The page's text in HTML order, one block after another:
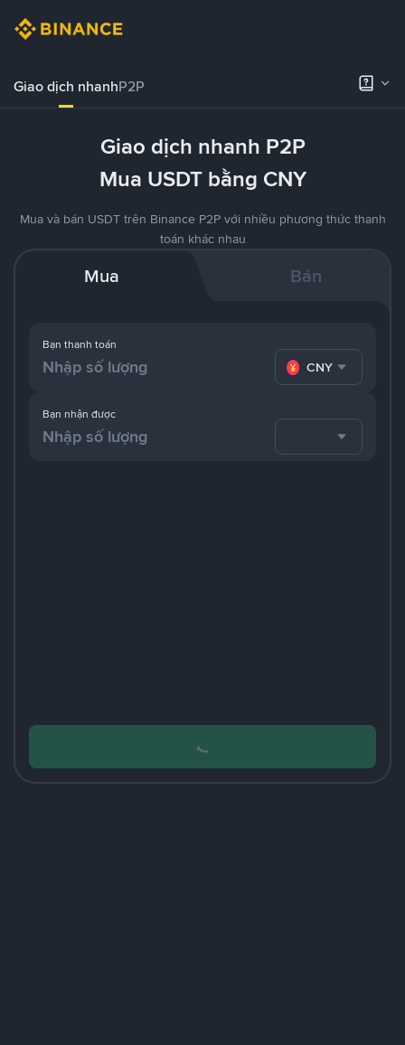
Giao dịch nhanhP2P
Giao dịch nhanh P2P
Mua USDT bằng CNY
Mua và bán USDT trên Binance P2P với nhiều phương thức thanh
toán khác nhau
Mua Bán
Bạn thanh toán
CNY
Bạn nhận được